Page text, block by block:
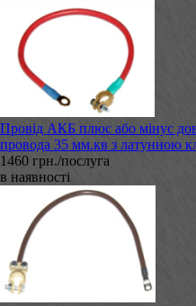
Провід АКБ плюс або мінус
провода 35 мм.кв з латунною
1460 грн./послуга
в наявності